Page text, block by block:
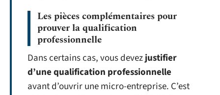
Les pièces complémentaires pour
prouver la qualification
professionnelle
Dans certains cas, vous devezjustifier
d’une qualification professionnelle
avant d’ouvrir une micro-entreprise. C’est